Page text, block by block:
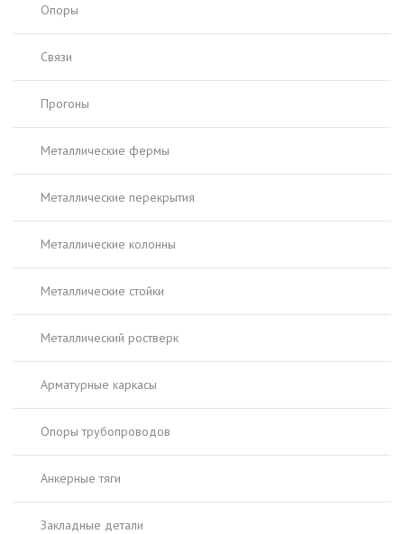
Опоры
Связи
Прогоны
Металлические фермы
Металлические перекрытия
Металлические колонны
Металлические стойки
Металлический ростверк
Арматурные каркасы
Опоры трубопроводов
Анкерные тяги
Закладные детали